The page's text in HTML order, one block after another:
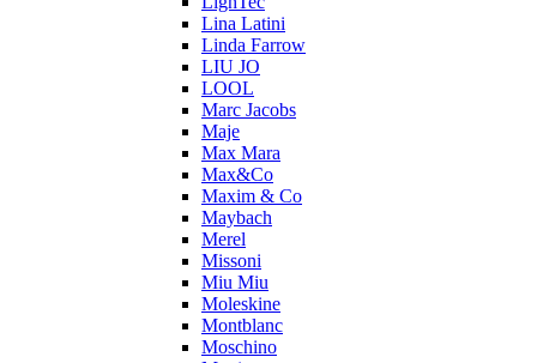
Lina Latini
Linda Farrow
LIU JO
LOOL
Marc Jacobs
Maje
Max Mara
Max&Co
Maxim & Co
Maybach
Merel
Missoni
Miu Miu
Moleskine
Montblanc
Moschino